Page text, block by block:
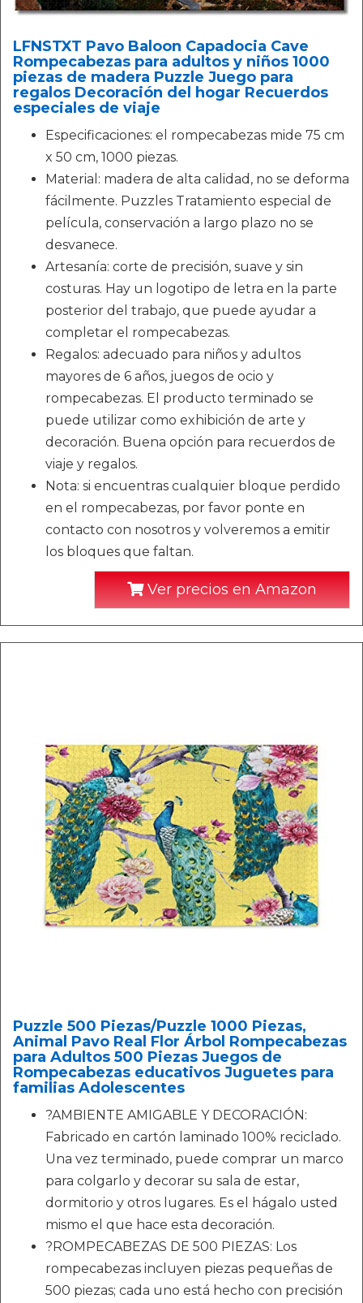
LFNSTXT Pavo Baloon Capadocia Cave
Rompecabezas para adultos y niños 1000
piezas de madera Puzzle Juego para
regalos Decoración del hogar Recuerdos
especiales de viaje
Especificaciones: el rompecabezas mide 75 cm
x 50 cm, 1000 piezas.
Material: madera de alta calidad, no se deforma
fácilmente. Puzzles Tratamiento especial de
película, conservación a largo plazo no se
desvanece.
Artesanía: corte de precisión, suave y sin
costuras. Hay un logotipo de letra en la parte
posterior del trabajo, que puede ayudar a
completar el rompecabezas.
Regalos: adecuado para niños y adultos
mayores de 6 años, juegos de ocio y
rompecabezas. El producto terminado se
puede utilizar como exhibición de arte y
decoración. Buena opción para recuerdos de
viaje y regalos.
Nota: si encuentras cualquier bloque perdido
en el rompecabezas, por favor ponte en
contacto con nosotros y volveremos a emitir
los bloques que faltan.
Ver precios en Amazon
Puzzle 500 Piezas/Puzzle 1000 Piezas,
Animal Pavo Real Flor Árbol Rompecabezas
para Adultos 500 Piezas Juegos de
Rompecabezas educativos Juguetes para
familias Adolescentes
?AMBIENTE AMIGABLE Y DECORACIÓN:
Fabricado en cartón laminado 100% reciclado.
Una vez terminado, puede comprar un marco
para colgarlo y decorar su sala de estar,
dormitorio y otros lugares. Es el hágalo usted
mismo el que hace esta decoración.
?ROMPECABEZAS DE 500 PIEZAS: Los
rompecabezas incluyen piezas pequeñas de
500 piezas; cada uno está hecho con precisión